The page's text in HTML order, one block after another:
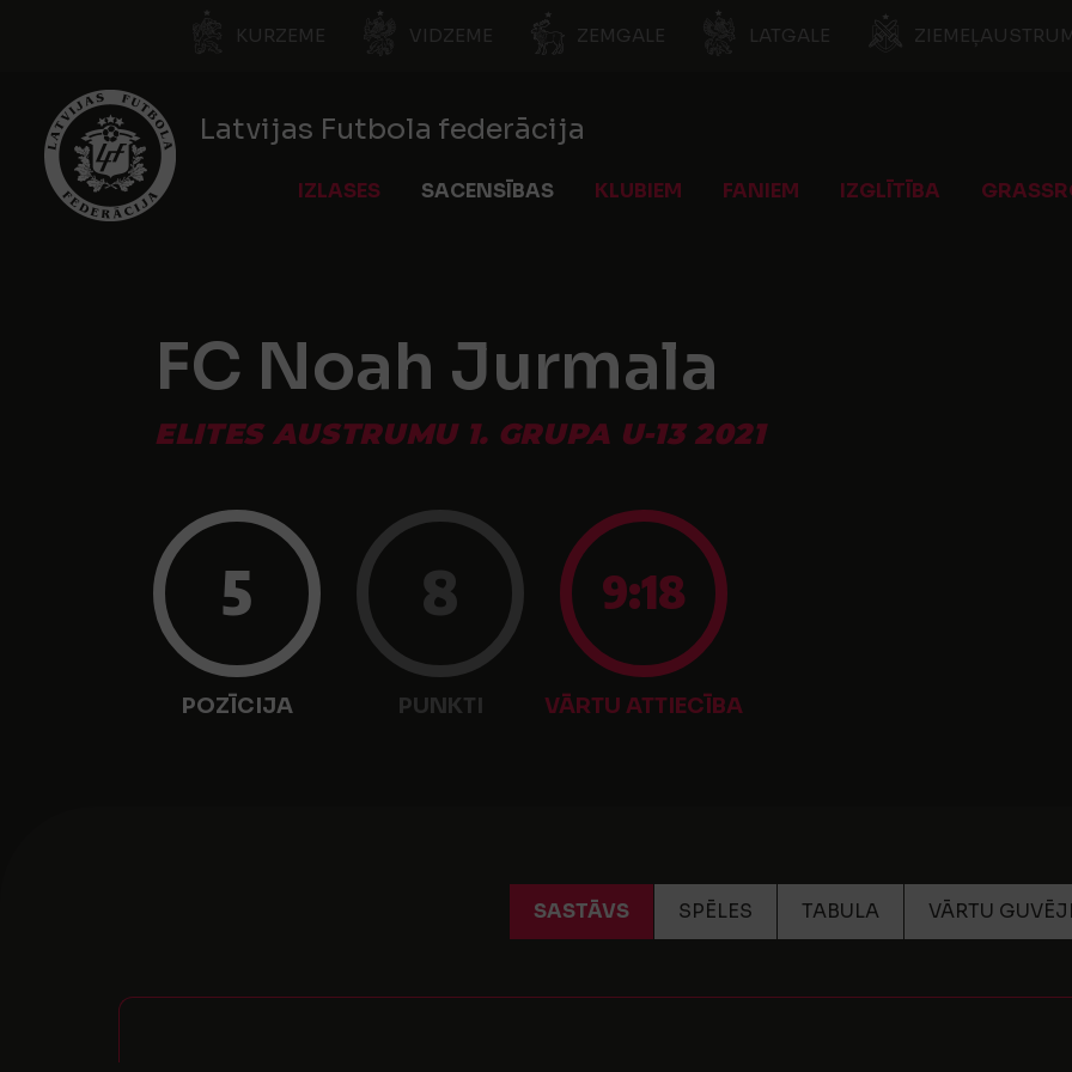
KURZEME VIDZEME ZEMGALE LATGALE
Latvijas Futbola federācija
IZLASES SACENSĪBAS KLUBIEM FANIEM IZGLĪTĪBA
FC Noah Jurmala
ELITES AUSTRUMU 1. GRUPA U-13 2021
5
POZĪCIJA
8
PUNKTI
9:18
VĀRTU ATTIECĪBA
SASTĀVS SPĒLES TABULA VĀRTU